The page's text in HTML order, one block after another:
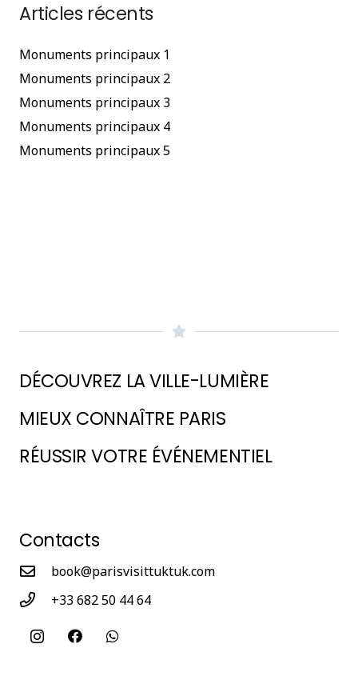
Articles récents
Monuments principaux 1
Monuments principaux 2
Monuments principaux 3
Monuments principaux 4
Monuments principaux 5
DÉCOUVREZ LA VILLE-LUMIÈRE
MIEUX CONNAÎTRE PARIS
RÉUSSIR VOTRE ÉVÉNEMENTIEL
Contacts
book@parisvisittuktuk.com
+33 682 50 44 64